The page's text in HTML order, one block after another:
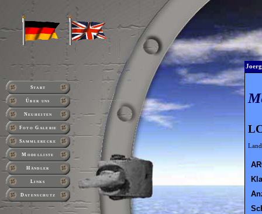
M
Start
Über uns
Neuheiten
Foto Galerie
Sammlerecke
Modelliste
Händler
Links
Datenschutz